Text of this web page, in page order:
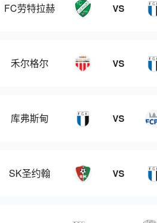
FC劳特拉赫 VS
禾尔格尔 VS
库弗斯甸 VS
SK圣约翰 VS